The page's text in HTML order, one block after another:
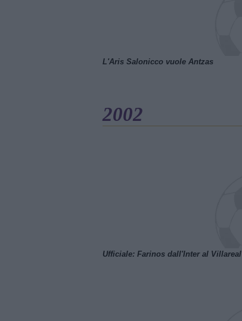
L'Aris Salonicco vuole Antzas
2002
Ufficiale: Farinos dall'Inter al Villareal